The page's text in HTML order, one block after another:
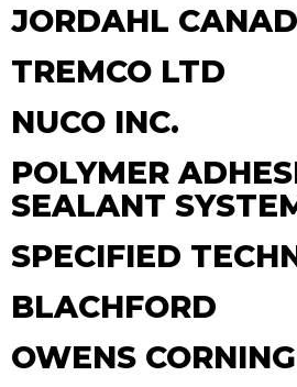
JORDAHL
TREMCO LTD
NUCO INC.
POLYMER
SEALANT
SPECIFIED
BLACHFORD
OWENS CORNING